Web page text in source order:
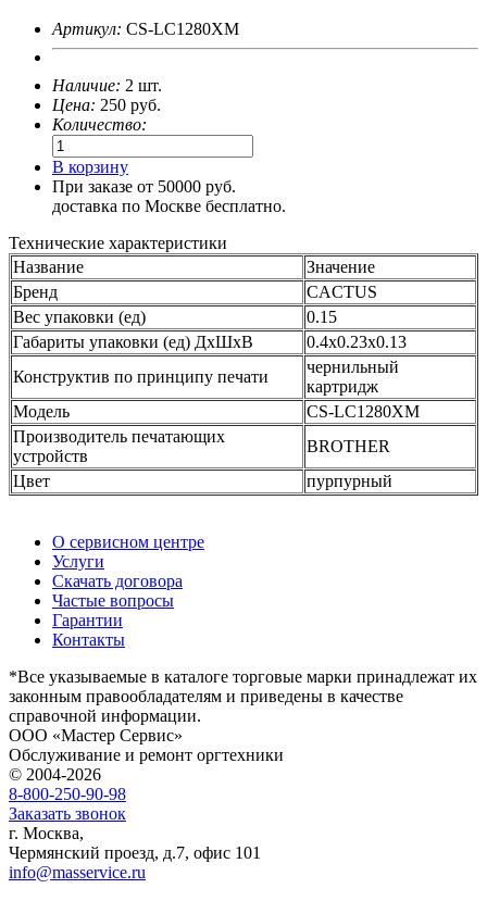
Артикул: CS-LC1280XM
Наличие: 2 шт.
Цена: 250 руб.
Количество:
В корзину
При заказе от 50000 руб.
доставка по Москве бесплатно.
Технические характеристики
Название
Значение
Бренд
CACTUS
Вес упаковки (ед)
0.15
Габариты упаковки (ед) ДхШхВ
0.4x0.23x0.13
Конструктив по принципу печати
чернильный
картридж
Модель
CS-LC1280XM
Производитель печатающих
устройств
BROTHER
Цвет
пурпурный
О сервисном центре
Услуги
Скачать договора
Частые вопросы
Гарантии
Контакты
*Все указываемые в каталоге торговые марки принадлежат их
законным правообладателям и приведены в качестве
справочной информации.
ООО «Мастер Сервис»
Обслуживание и ремонт оргтехники
© 2004-2026
8-800-250-90-98
Заказать звонок
г. Москва,
Чермянский проезд, д.7, офис 101
info@masservice.ru